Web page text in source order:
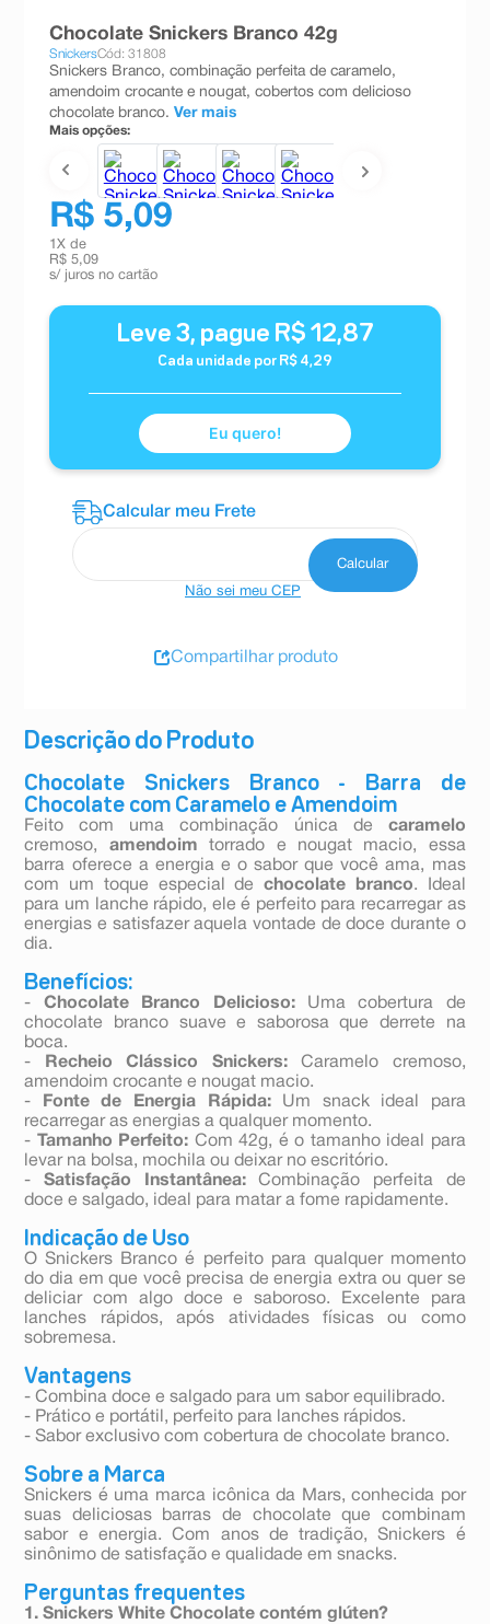
Descrição do Produto
Chocolate Snickers Branco - Barra de
Chocolate com Caramelo e Amendoim
Feito com uma combinação única de caramelo
cremoso, amendoim torrado e nougat macio, essa
barra oferece a energia e o sabor que você ama, mas
com um toque especial dechocolate branco. Ideal
para um lanche rápido, ele é perfeito para recarregar as
energias e satisfazer aquela vontade de doce durante o
dia.
Benefícios:
- Chocolate Branco Delicioso:Uma cobertura de
chocolate branco suave e saborosa que derrete na
boca.
-
Recheio Clássico Snickers:Caramelo cremoso,
amendoim crocante e nougat macio.
-
Fonte de Energia Rápida:Um snack ideal para
recarregar as energias a qualquer momento.
-
Tamanho Perfeito: Com 42g, é o tamanho ideal para
levar na bolsa, mochila ou deixar no escritório.
-Satisfação Instantânea:Combinação perfeita de
doce e salgado, ideal para matar a fome rapidamente.
Indicação de Uso
O Snickers Branco é perfeito para qualquer momento
do dia em que você precisa de energia extra ou quer se
deliciar com algo doce e saboroso. Excelente para
lanches rápidos, após atividades físicas ou como
sobremesa.
Vantagens
- Combina doce e salgado para um sabor equilibrado.
- Prático e portátil, perfeito para lanches rápidos.
- Sabor exclusivo com cobertura de chocolate branco.
Sobre a Marca
Snickers é uma marca icônica da Mars, conhecida por
suas deliciosas barras de chocolate que combinam
sabor e energia. Com anos de tradição, Snickers é
sinônimo de satisfação e qualidade em snacks.
Perguntas frequentes
1. Snickers White Chocolate contém glúten?
Chocolate Snickers Branco 42g
SnickersCód: 31808
Snickers Branco, combinação perfeita de caramelo,
amendoim crocante e nougat, cobertos com delicioso
chocolate branco. Ver mais
Mais opções:
R$ 5,09
1 X de
R$ 5,09
s/ juros no cartão
Leve 3, pague R$ 12,87
Cada unidade por R$ 4,29
Eu quero!
Não sei meu CEP
Compartilhar produto
absorvente
teste gravidez
10ºesmalte